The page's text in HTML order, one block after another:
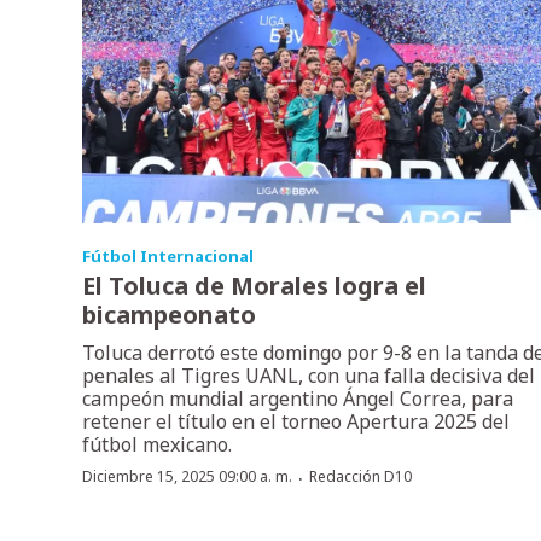
Fútbol Internacional
El Toluca de Morales logra el
bicampeonato
Toluca derrotó este domingo por 9-8 en la tanda
penales al Tigres UANL, con una falla decisiva del
campeón mundial argentino Ángel Correa, para
retener el título en el torneo Apertura 2025 del
fútbol mexicano.
Diciembre 15, 2025 09:00 a. m. · Redacción D10